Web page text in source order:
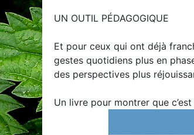
UN OUTIL PÉDAGOGIQUE
Et pour ceux qui ont déjà
gestes quotidiens plus en
des perspectives plus
Un livre pour montrer que